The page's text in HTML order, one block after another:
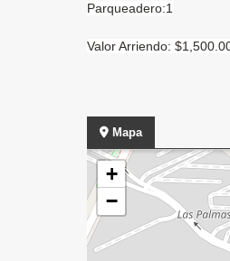
Parqueadero:1
Valor Arriendo:
Mapa
+
−